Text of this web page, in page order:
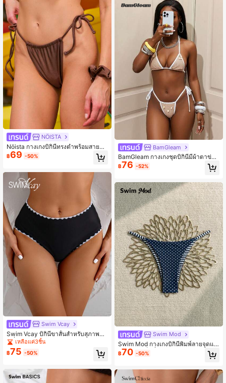
NÖISTA
Nöista กางเกงบิกินี่ทรงต่ำพร้อมสายผูก
ด้านข้างปรับได้และรายละเอียดด้านหน้
าแบบจีบ ทรงเข้ารูปสวยงามเหมาะสำห
รจัดแต่งทรงผมริมสระน้ำ และวันหยุดใ
นสภาพอากาศอบอุ่น
฿69 -50%
Swim Vcay
Swim Vcay บิกินี่ขาสั้นสำหรับสุภาพสต
รี ที่สามารถใช้ได้หลากหลายโทนสีดำแ
ละเบจ ลวดลายซิกแซค บุคลิกแบบโบฮีเ
มียน สำหรับการพักผ่อนช่วงฤดูใบไม้ผลิ
เหลือแค่3ชิ้น
฿75 -50%
BamGleam
BamGleam กางเกงชุดบิกินีมีผ้าตาข่าย
ผ้าแนววูบวาบสำหรับสตรี มีการตกแต่ง
โบว์
฿76 -52%
Swim Mod
Swim Mod กางเกงบิกินี่พิมพ์ลายจุดแล
ะลายทางเซ็กซี่สำหรับผู้หญิงสำหรับวัน
หยุดพักผ่อนที่ชายหาด
฿70 -50%